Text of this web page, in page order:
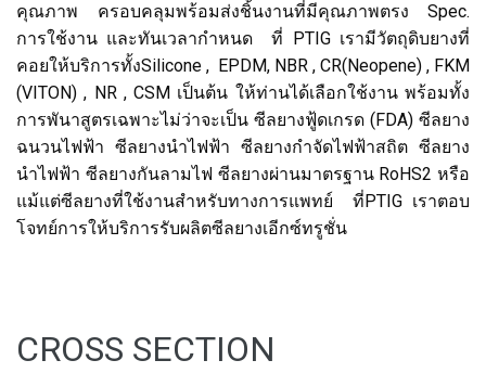
คุณภาพ ครอบคลุมพร้อมส่งชิ้นงานที่มีคุณภาพตรง Spec.
การใช้งาน และทันเวลากำหนด ที่ PTIG เรามีวัตถุดิบยางที่
คอยให้บริการทั้งSilicone , EPDM, NBR , CR(Neopene) , FKM
(VITON) , NR , CSM เป็นต้น ให้ท่านได้เลือกใช้งาน พร้อมทั้ง
การพันาสูตรเฉพาะไม่ว่าจะเป็น ซีลยางฟู้ดเกรด (FDA) ซีลยาง
ฉนวนไฟฟ้า ซีลยางนำไฟฟ้า ซีลยางกำจัดไฟฟ้าสถิต ซีลยาง
นำไฟฟ้า ซีลยางกันลามไฟ ซีลยางผ่านมาตรฐาน RoHS2 หรือ
แม้แต่ซีลยางที่ใช้งานสำหรับทางการแพทย์ ที่PTIG เราตอบ
โจทย์การให้บริการรับผลิตซีลยางเอีกซ์ทรูชั่น
CROSS SECTION